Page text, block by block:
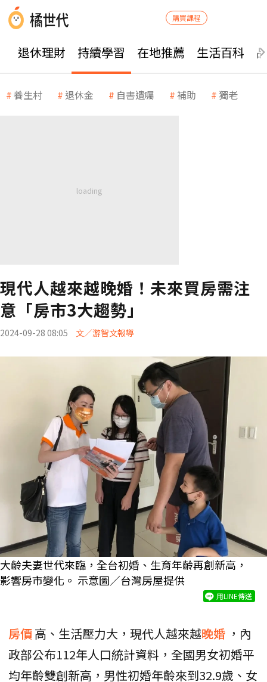
購買課程
退休理財 持續學習 在地推薦 生活百科
養生村 退休金 自書遺囑 補助 獨老
現代人越來越晚婚！未來買房需注
意「房市3大趨勢」
2024-09-28 08:05 文／游智文報導
大齡夫妻世代來臨，全台初婚、生育年齡再創新高，
影響房市變化。 示意圖／台灣房屋提供
用LINE傳送
房價高、生活壓力大，現代人越來越晚婚 ，內
政部公布112年人口統計資料，全國男女初婚平
均年齡雙創新高，男性初婚年齡來到32.9歲、女